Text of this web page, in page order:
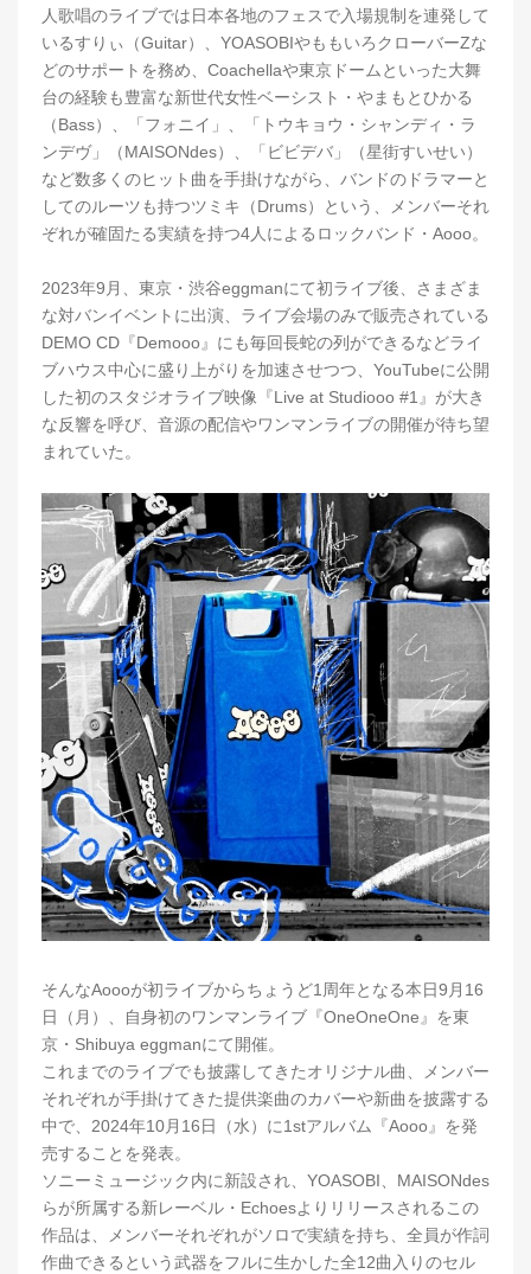
人歌唱のライブでは日本各地のフェスで入場規制を連発して
いるすりぃ（Guitar）、YOASOBIやももいろクローバーZな
どのサポートを務め、Coachellaや東京ドームといった大舞
台の経験も豊富な新世代女性ベーシスト・やまもとひかる
（Bass）、「フォニイ」、「トウキョウ・シャンディ・ラ
ンデヴ」（MAISONdes）、「ビビデバ」（星街すいせい）
など数多くのヒット曲を手掛けながら、バンドのドラマーと
してのルーツも持つツミキ（Drums）という、メンバーそれ
ぞれが確固たる実績を持つ4人によるロックバンド・Aooo。
2023年9月、東京・渋谷eggmanにて初ライブ後、さまざま
な対バンイベントに出演、ライブ会場のみで販売されている
DEMO CD『Demooo』にも毎回長蛇の列ができるなどライ
ブハウス中心に盛り上がりを加速させつつ、YouTubeに公開
した初のスタジオライブ映像『Live at Studiooo #1』が大き
な反響を呼び、音源の配信やワンマンライブの開催が待ち望
まれていた。
そんなAoooが初ライブからちょうど1周年となる本日9月16
日（月）、自身初のワンマンライブ『OneOneOne』を東
京・Shibuya eggmanにて開催。
これまでのライブでも披露してきたオリジナル曲、メンバー
それぞれが手掛けてきた提供楽曲のカバーや新曲を披露する
中で、2024年10月16日（水）に1stアルバム『Aooo』を発
売することを発表。
ソニーミュージック内に新設され、YOASOBI、MAISONdes
らが所属する新レーベル・Echoesよりリリースされるこの
作品は、メンバーそれぞれがソロで実績を持ち、全員が作詞
作曲できるという武器をフルに生かした全12曲入りのセル